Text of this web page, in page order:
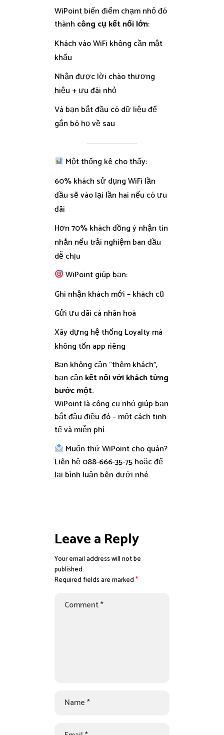
WiPoint biến điểm chạm nhỏ đó
thành công cụ kết nối lớn:
Khách vào WiFi không cần mật
khẩu
Nhận được lời chào thương
hiệu + ưu đãi nhỏ
Và bạn bắt đầu có dữ liệu để
gắn bó họ về sau
Một thống kê cho thấy:
60% khách sử dụng WiFi lần
đầu sẽ vào lại lần hai nếu có ưu
đãi
Hơn 70% khách đồng ý nhận tin
nhắn nếu trải nghiệm ban đầu
dễ chịu
WiPoint giúp bạn:
Ghi nhận khách mới – khách cũ
Gửi ưu đãi cá nhân hoá
Xây dựng hệ thống Loyalty mà
không tốn app riêng
Bạn không cần “thêm khách”,
bạn cần kết nối với khách từng
bước một.
WiPoint là công cụ nhỏ giúp bạn
bắt đầu điều đó – một cách tinh
tế và miễn phí.
Muốn thử WiPoint cho quán?
Liên hệ 088-666-35-75 hoặc để
lại bình luận bên dưới nhé.
Leave a Reply
Your email address will not be
published.
Required fields are marked*